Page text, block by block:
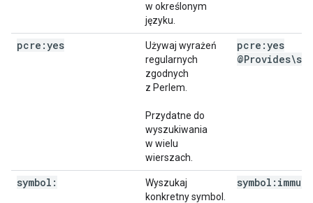
w określonym
języku.
pcre:yes
Używaj wyrażeń
regularnych
zgodnych
z Perlem.
Przydatne do
wyszukiwania
w wielu
wierszach.
pcre:yes
symbol:
Wyszukaj
konkretny symbol.